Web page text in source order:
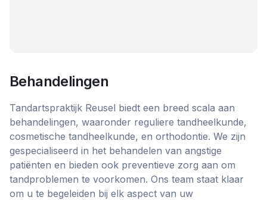
Behandelingen
Tandartspraktijk Reusel biedt een breed scala aan
behandelingen, waaronder reguliere tandheelkunde,
cosmetische tandheelkunde, en orthodontie. We zijn
gespecialiseerd in het behandelen van angstige
patiënten en bieden ook preventieve zorg aan om
tandproblemen te voorkomen. Ons team staat klaar
om u te begeleiden bij elk aspect van uw